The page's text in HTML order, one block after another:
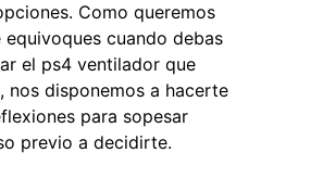
Como queremos
equivoques cuando debas
el ps4 ventilador que
nos disponemos a hacerte
para sopesar
previo a decidirte.